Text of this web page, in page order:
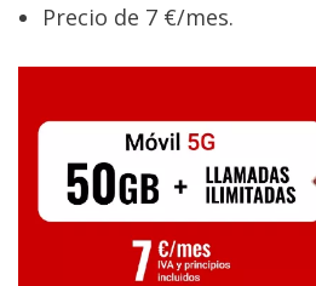
Precio de 7 €/mes.